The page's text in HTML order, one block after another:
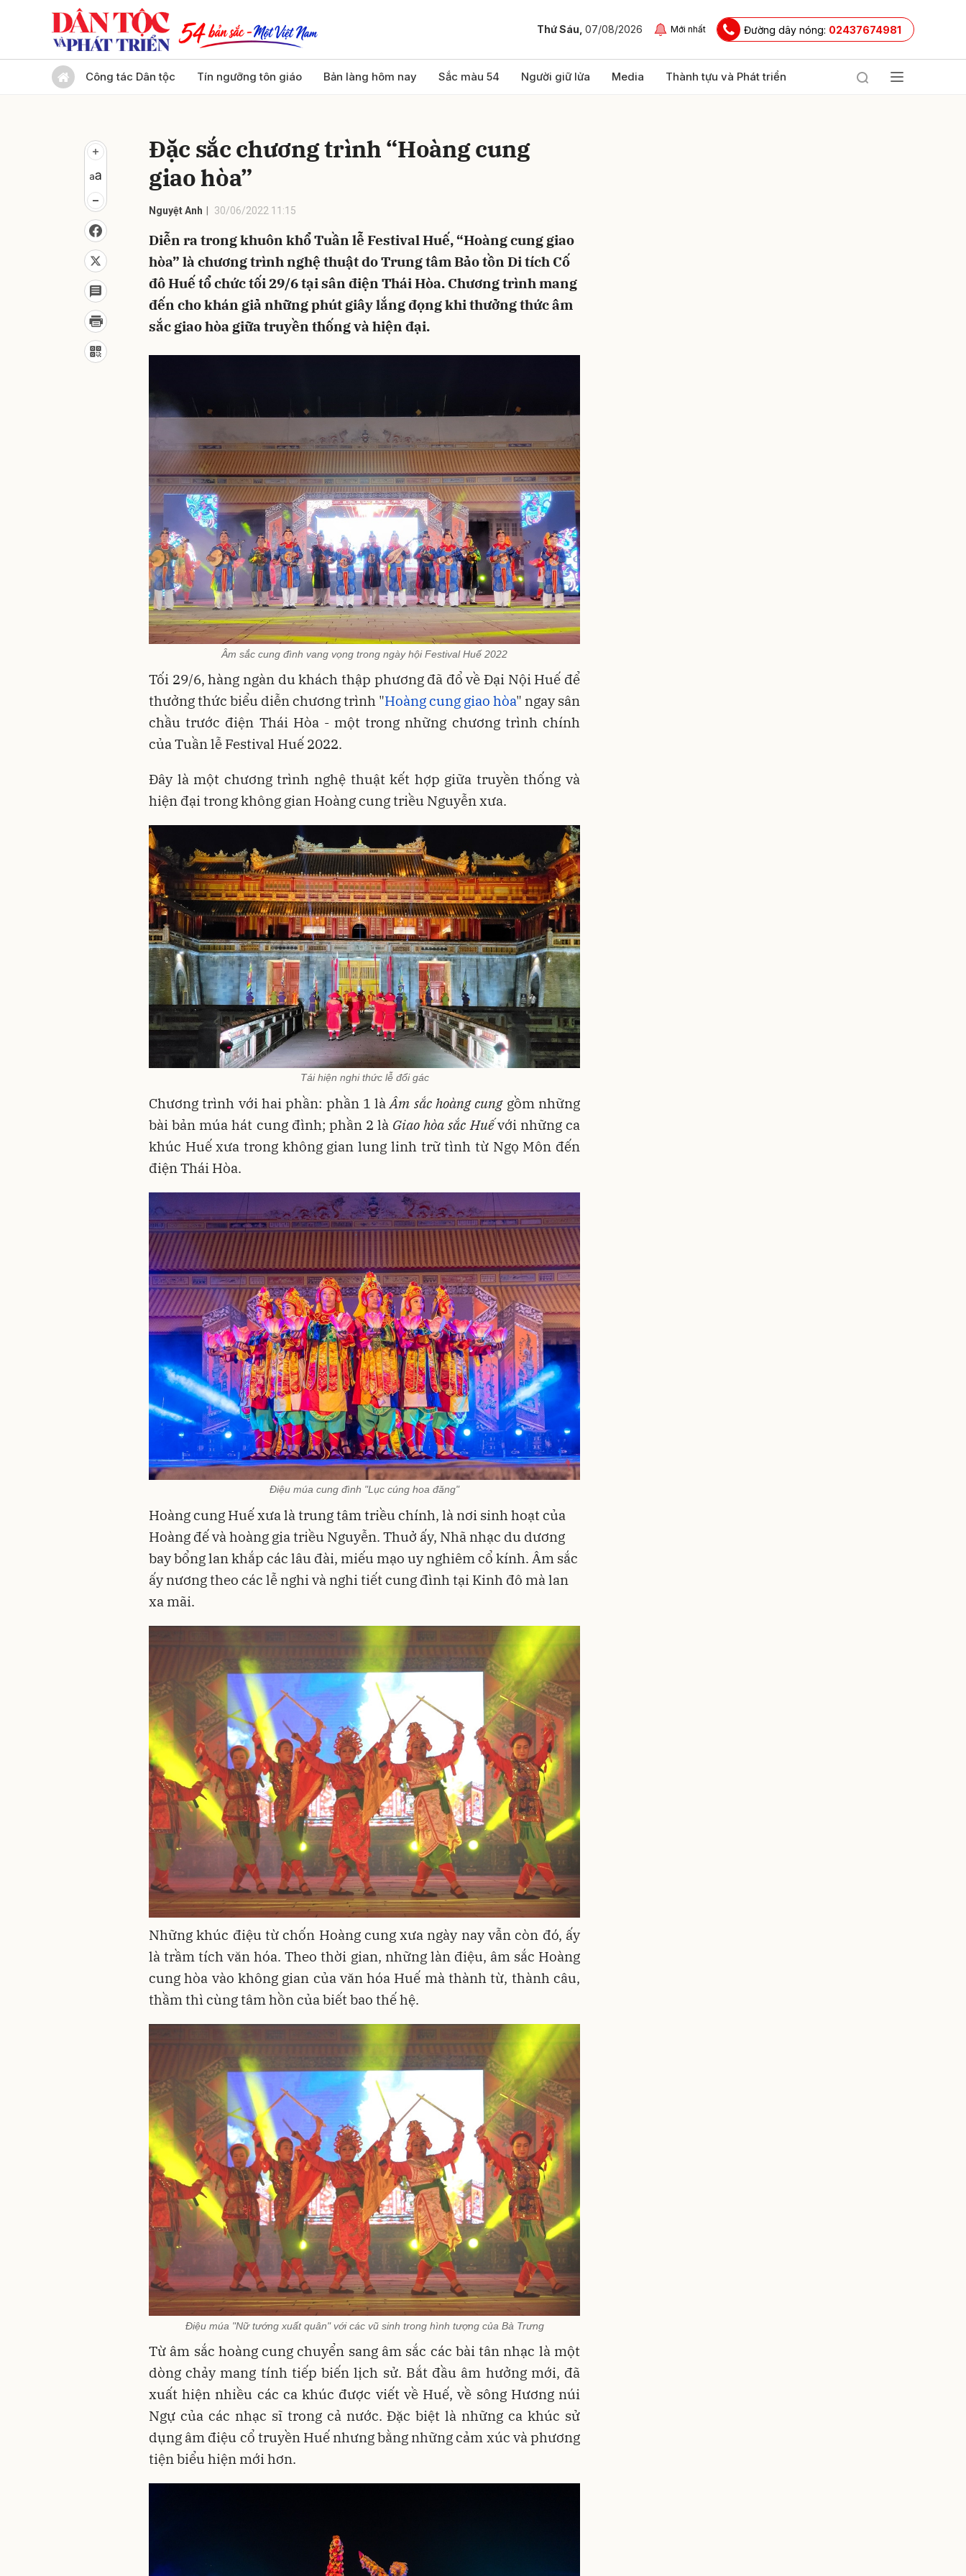
Thứ Sáu, 07/08/2026 Mới nhất Đường dây nóng: 02437674981
Công tác Dân tộc Tín ngưỡng tôn giáo Bản làng hôm nay Sắc màu 54 Người giữ lửa Media Thành tựu và Phát triển
Đặc sắc chương trình “Hoàng cung
giao hòa”
Nguyệt Anh 30/06/2022 11:15
Diễn ra trong khuôn khổ Tuần lễ Festival Huế, “Hoàng cung giao
hòa” là chương trình nghệ thuật do Trung tâm Bảo tồn Di tích Cố
đô Huế tổ chức tối 29/6 tại sân điện Thái Hòa. Chương trình mang
đến cho khán giả những phút giây lắng đọng khi thưởng thức âm
sắc giao hòa giữa truyền thống và hiện đại.
Âm sắc cung đình vang vọng trong ngày hội Festival Huế 2022
Tối 29/6, hàng ngàn du khách thập phương đã đổ về Đại Nội Huế để
thưởng thức biểu diễn chương trình "Hoàng cung giao hòa" ngay sân
chầu trước điện Thái Hòa - một trong những chương trình chính
của Tuần lễ Festival Huế 2022.
Đây là một chương trình nghệ thuật kết hợp giữa truyền thống và
hiện đại trong không gian Hoàng cung triều Nguyễn xưa.
Tái hiện nghi thức lễ đổi gác
Chương trình với hai phần: phần 1 làÂm sắc hoàng cunggồm những
bài bản múa hát cung đình; phần 2 là Giao hòa sắc Huếvới những ca
khúc Huế xưa trong không gian lung linh trữ tình từ Ngọ Môn đến
điện Thái Hòa.
Điệu múa cung đình "Lục cúng hoa đăng"
Hoàng cung Huế xưa là trung tâm triều chính, là nơi sinh hoạt của
Hoàng đế và hoàng gia triều Nguyễn. Thuở ấy, Nhã nhạc du dương
bay bổng lan khắp các lâu đài, miếu mạo uy nghiêm cổ kính. Âm sắc
ấy nương theo các lễ nghi và nghi tiết cung đình tại Kinh đô mà lan
xa mãi.
Những khúc điệu từ chốn Hoàng cung xưa ngày nay vẫn còn đó, ấy
là trầm tích văn hóa. Theo thời gian, những làn điệu, âm sắc Hoàng
cung hòa vào không gian của văn hóa Huế mà thành từ, thành câu,
thầm thì cùng tâm hồn của biết bao thế hệ.
Điệu múa "Nữ tướng xuất quân" với các vũ sinh trong hình tượng của Bà Trưng
Từ âm sắc hoàng cung chuyển sang âm sắc các bài tân nhạc là một
dòng chảy mang tính tiếp biến lịch sử. Bắt đầu âm hưởng mới, đã
xuất hiện nhiều các ca khúc được viết về Huế, về sông Hương núi
Ngự của các nhạc sĩ trong cả nước. Đặc biệt là những ca khúc sử
dụng âm điệu cổ truyền Huế nhưng bằng những cảm xúc và phương
tiện biểu hiện mới hơn.
Gửi bình luận
Hủy